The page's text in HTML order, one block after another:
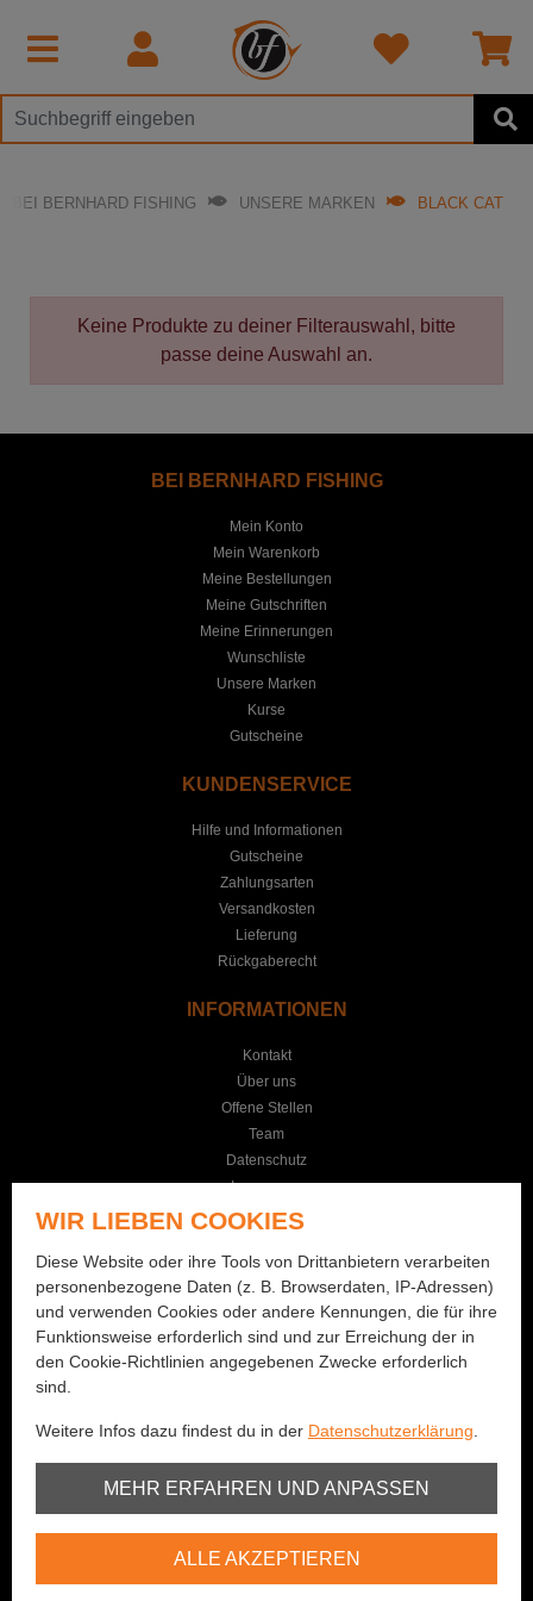
BEI BERNHARD FISHING UNSERE MARKEN BLACK CAT
Keine Produkte zu deiner Filterauswahl, bitte
passe deine Auswahl an.
BEI BERNHARD FISHING
Mein Konto
Mein Warenkorb
Meine Bestellungen
Meine Gutschriften
Meine Erinnerungen
Wunschliste
Unsere Marken
Kurse
Gutscheine
KUNDENSERVICE
Hilfe und Informationen
Gutscheine
Zahlungsarten
Versandkosten
Lieferung
Rückgaberecht
INFORMATIONEN
Kontakt
Über uns
Offene Stellen
Team
Datenschutz
Impressum
AGB
KONTAKT
Seilereistrasse 19
3114 Wichtrach
+41 (0)31 781 01 77
Montag geschlossen
Dienstag bis Freitag:
08:00 - 12:00 Uhr / 13:30 - 18:30 Uhr
Samstag:
08:00 - 16:00 Uhr
WIR LIEBEN COOKIES
Diese Website oder ihre Tools von Drittanbietern verarbeiten
personenbezogene Daten (z. B. Browserdaten, IP-Adressen)
und verwenden Cookies oder andere Kennungen, die für ihre
Funktionsweise erforderlich sind und zur Erreichung der in
den Cookie-Richtlinien angegebenen Zwecke erforderlich
sind.
Weitere Infos dazu findest du in der Datenschutzerklärung
Unbedingt erforderlich
MEHR ERFAHREN UND ANPASSEN
ALLE AKZEPTIEREN